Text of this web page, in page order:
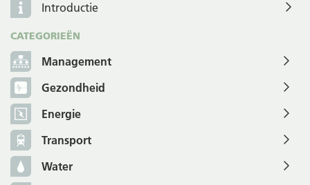
Introductie
CATEGORIEËN
Management
Gezondheid
Energie
Transport
Water